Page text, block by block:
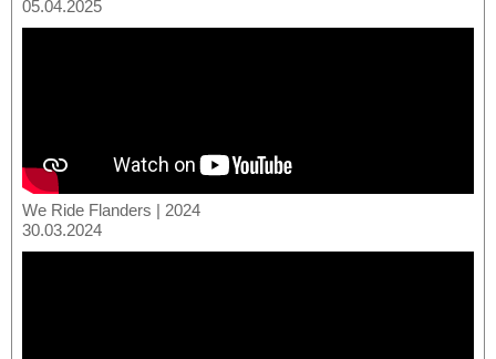
05.04.2025
We Ride Flanders | 2024
30.03.2024